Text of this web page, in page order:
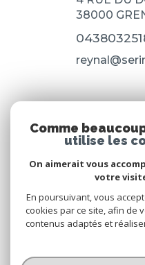
38000
© 2026 |
Comme
utilise les
On aimerait vous
votre
En poursuivant, vous
cookies par ce site, afin de
contenus adaptés et